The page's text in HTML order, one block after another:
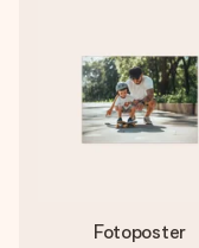
Fotoposter